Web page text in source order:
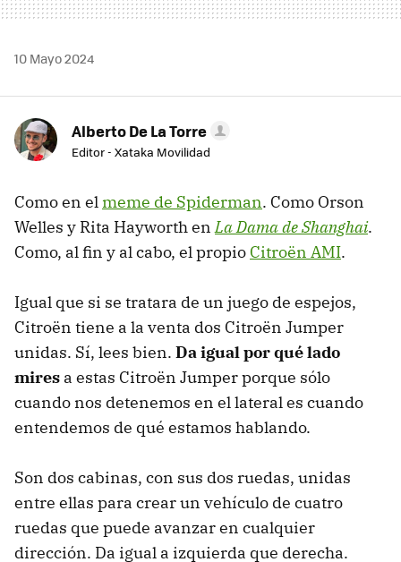
10 Mayo 2024
Alberto De La Torre
Editor - Xataka Movilidad
Como en elmeme de Spiderman. Como Orson
Welles y Rita Hayworth enLa Dama de Shanghai.
Como, al fin y al cabo, el propio Citroën AMI.
Igual que si se tratara de un juego de espejos,
Citroën tiene a la venta dos Citroën Jumper
unidas. Sí, lees bien. Da igual por qué lado
mires a estas Citroën Jumper porque sólo
cuando nos detenemos en el lateral es cuando
entendemos de qué estamos hablando.
Son dos cabinas, con sus dos ruedas, unidas
entre ellas para crear un vehículo de cuatro
ruedas que puede avanzar en cualquier
dirección. Da igual a izquierda que derecha.